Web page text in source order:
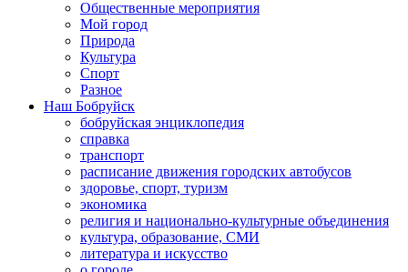
Общественные мероприятия
Мой город
Природа
Культура
Спорт
Разное
Наш Бобруйск
бобруйская энциклопедия
справка
транспорт
расписание движения городских автобусов
здоровье, спорт, туризм
экономика
религия и национально-культурные объединения
культура, образование, СМИ
литература и искусство